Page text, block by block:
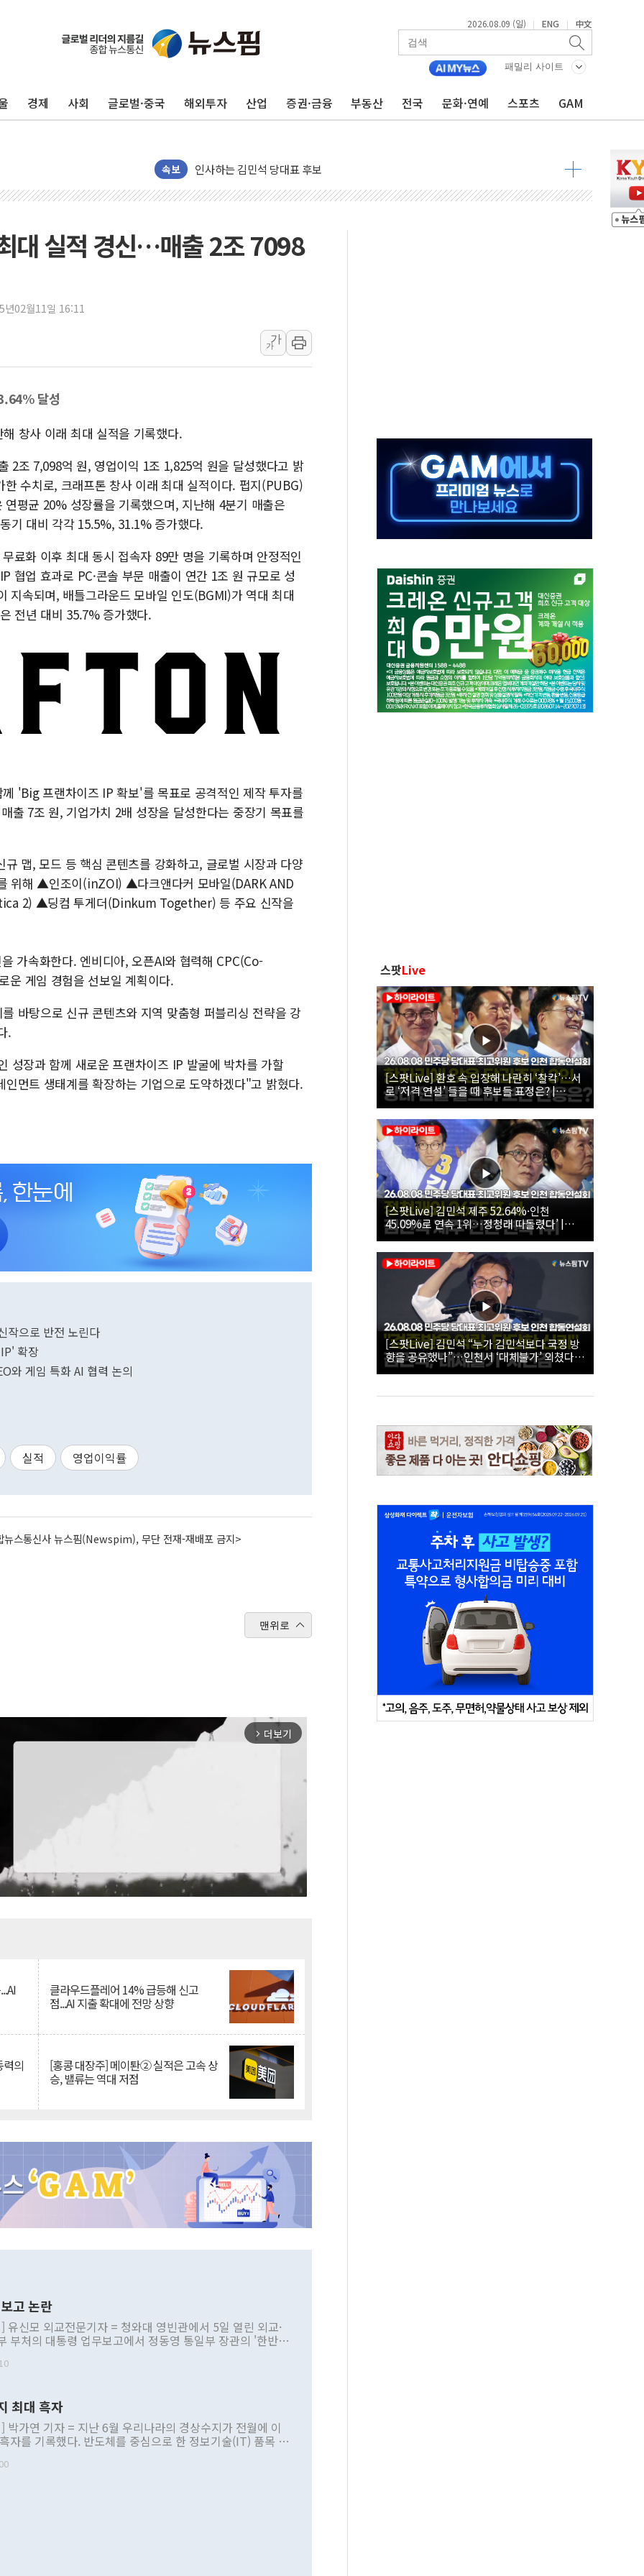
2026.08.09 (일) | ENG | 中文
패밀리 사이트
경제 사회 글로벌·중국 해외투자 산업 증권·금융 부동산 전국 문화·연예 스포츠 GAM
속보
포항시 재난예산 40억 긴급 투입…고수온 양식장 복구·지원 '총력'
울진·영덕 '호우특보'-포항 '산사태 주의보'...경북도, 호우 피해·통제구간 없어
[종합] 김민석, 정청래에 '0.86%p' 차 재역전 성공...金 45.42% vs 鄭 44.56%
인천 합동연설회 나선 송영길·정청래·김민석 당대표 후보
[속보] 민주, 인천 경선 결과 발표...김민석 45.09% 정청래 43.27% 송영길 11.63%
이번주 국내 주요 금융일정(8.10~8.14)
서울 중랑구 주택가서 흉기 난동…60대 남성 2명 숨져
李대통령 "결혼 때문에 손해 보는 일 없게"…'결혼 페널티' 22개 과제 손본다
인천서 말다툼 중 어머니 흉기 살해 10대 아들 체포
'화합' 꺼낸 김민석에 '뻔뻔' 받아친 정청래…제주 연설서 신경전 고조
대 실적 경신…매출 2조 7098
년02월11일 16:11
가
가
달성
창사 이래 최대 실적을 기록했다.
2조 7,098억 원, 영업이익 1조 1,825억 원을 달성했다고 밝
수치로, 크래프톤 창사 이래 최대 실적이다. 펍지(PUBG)
평균 20% 성장률을 기록했으며, 지난해 4분기 매출은
기 대비 각각 15.5%, 31.1% 증가했다.
료화 이후 최대 동시 접속자 89만 명을 기록하며 안정적인
협업 효과로 PC·콘솔 부문 매출이 연간 1조 원 규모로 성
지속되며, 배틀그라운드 모바일 인도(BGMI)가 역대 최대
전년 대비 35.7% 증가했다.
'Big 프랜차이즈 IP 확보'를 목표로 공격적인 제작 투자를
출 7조 원, 기업가치 2배 성장을 달성한다는 중장기 목표를
맵, 모드 등 핵심 콘텐츠를 강화하고, 글로벌 시장과 다양
위해 ▲인조이(inZOI) ▲다크앤다커 모바일(DARK AND
2) ▲딩컴 투게더(Dinkum Together) 등 주요 신작을
가속화한다. 엔비디아, 오픈AI와 협력해 CPC(Co-
게임 경험을 선보일 계획이다.
바탕으로 신규 콘텐츠와 지역 맞춤형 퍼블리싱 전략을 강
.
성장과 함께 새로운 프랜차이즈 IP 발굴에 박차를 가할
먼트 생태계를 확장하는 기업으로 도약하겠다"고 밝혔다.
작으로 반전 노린다
확장
와 게임 특화 AI 협력 논의
실적 영업이익률
뉴스통신사 뉴스핌(Newspim), 무단 전재-재배포 금지>
맨위로
arrow_forward_ios 더보기
클라우드플레어 14% 급등해 신고
점...AI 지출 확대에 전망 상향
의 [홍콩 대장주] 메이퇀② 실적은 고속 상
승, 밸류는 역대 저점
고 논란
유신모 외교전문기자 = 청와대 영빈관에서 5일 열린 외교·
부처의 대통령 업무보고에서 정동영 통일부 장관의 '한반도
부 내 조율을 거치지 않은 사안을 정책으로 추진하겠다고 공
근거한 비현실적 구상'이라는 비판을 내놨다. 그동안 정 장
관련 발언이 물의를 빚은 적은 여러 번 있지만 대통령과 유
공개적으로 부정적 입장을 표명한 것은 이례적이다. 정 장
북 접근법과 월권을 제어해야 한다는 목소리도 높아지고 있
최대 흑자
박가연 기자 = 지난 6월 우리나라의 경상수지가 전월에 이
자를 기록했다. 반도체를 중심으로 한 정보기술(IT) 품목 수
르
스팟Live
[스팟Live] 환호 속 입장해 나란히 ‘찰칵’…서
로 ‘저격 연설’ 들을 때 후보들 표정은? |
26.08.08 더불어민주당 당대표·최고위원 후
보 인천 합동연설회
[스팟Live] 김민석 제주 52.64%·인천
45.09%로 연속 1위…정청래 따돌렸다’ |
26.08.08 더불어민주당 당대표·최고위원 후
보 인천 합동연설회
[스팟Live] 김민석 “누가 김민석보다 국정 방
향을 공유했나”…인천서 ‘대체불가’ 외쳤다 |
26.08.08 더불어민주당 당대표·최고위원 후